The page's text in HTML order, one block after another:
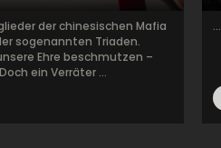
der chinesischen Mafia
sogenannten Triaden.
Ehre beschmutzen –
ein Verräter ...
...